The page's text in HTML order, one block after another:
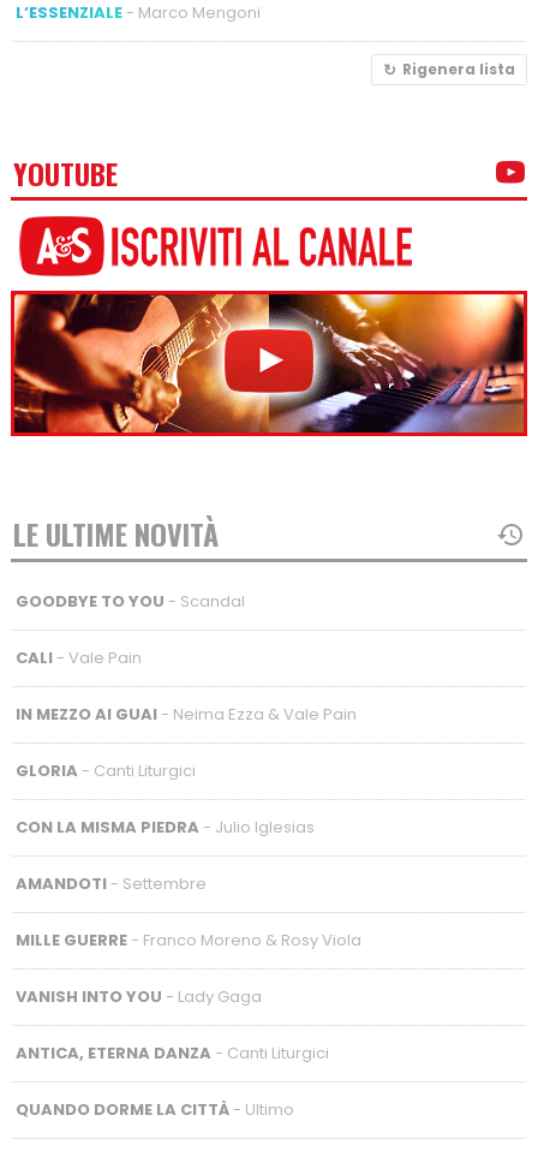
L’ESSENZIALE- Marco Mengoni
Rigenera lista
YOUTUBE
LE ULTIME NOVITÀ
GOODBYE TO YOU - Scandal
CALI- Vale Pain
IN MEZZO AI GUAI- Neima Ezza & Vale Pain
GLORIA - Canti Liturgici
CON LA MISMA PIEDRA - Julio Iglesias
AMANDOTI- Settembre
MILLE GUERRE- Franco Moreno & Rosy Viola
VANISH INTO YOU - Lady Gaga
ANTICA, ETERNA DANZA - Canti Liturgici
QUANDO DORME LA CITTÀ- Ultimo